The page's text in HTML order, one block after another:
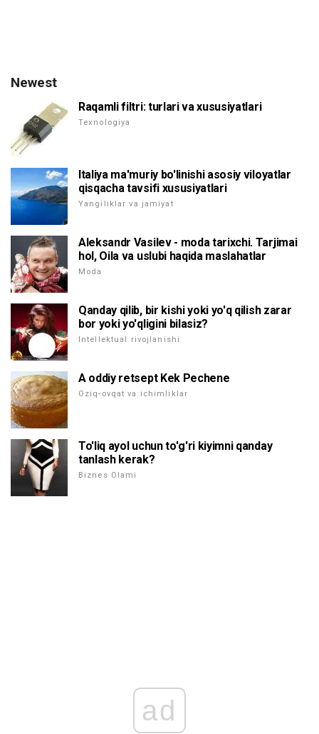
Newest
Raqamli filtri: turlari va xususiyatlari
Texnologiya
Italiya ma'muriy bo'linishi asosiy viloyatlar
qisqacha tavsifi xususiyatlari
Yangiliklar va jamiyat
Aleksandr Vasilev - moda tarixchi. Tarjimai
hol, Oila va uslubi haqida maslahatlar
Moda
Qanday qilib, bir kishi yoki yo'q qilish zarar
bor yoki yo'qligini bilasiz?
Intellektual rivojlanishi
A oddiy retsept Kek Pechene
Oziq-ovqat va ichimliklar
To'liq ayol uchun to'g'ri kiyimni qanday
tanlash kerak?
Biznes Olami
ad